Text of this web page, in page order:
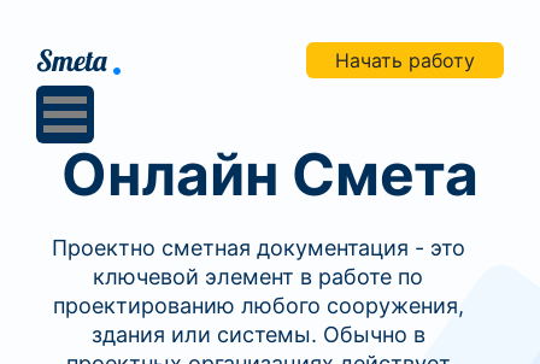
Начать работу
Онлайн Смета
Проектно сметная документация - это
ключевой элемент в работе по
проектированию любого сооружения,
здания или системы. Обычно в